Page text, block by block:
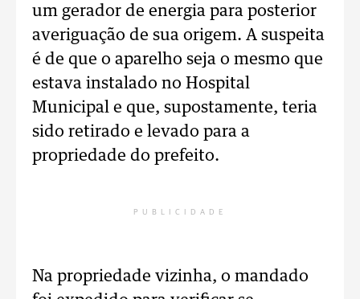
um gerador de energia para posterior
averiguação de sua origem. A suspeita
é de que o aparelho seja o mesmo que
estava instalado no Hospital
Municipal e que, supostamente, teria
sido retirado e levado para a
propriedade do prefeito.
PUBLICIDADE
Na propriedade vizinha, o mandado